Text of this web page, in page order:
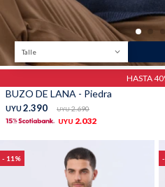
Talle
HASTA
BUZO DE LANA - Piedra
UYU 2.390 UYU 2.690
UYU 2.032
11